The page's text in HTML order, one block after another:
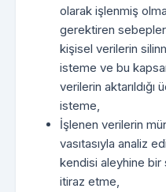
olarak işlenmiş
gerektiren
kişisel verilerin
isteme ve bu
verilerin
isteme,
İşlenen verilerin
vasıtasıyla analiz
kendisi aleyhine bir
itiraz etme,